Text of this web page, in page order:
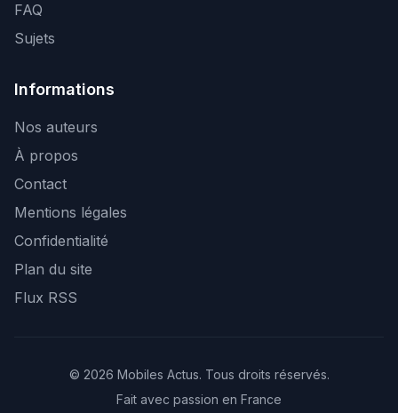
FAQ
Sujets
Informations
Nos auteurs
À propos
Contact
Mentions légales
Confidentialité
Plan du site
Flux RSS
© 2026 Mobiles Actus. Tous droits réservés.
Fait avec passion en France